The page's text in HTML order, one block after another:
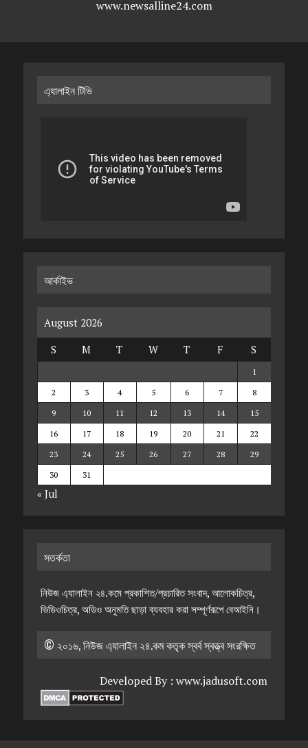
www.newsalline24.com
এ্যালাইন টিভি
আর্কাইভ
August 2026
S
M T W T F S
1
2
3 4 5 6 7
8
9
10 11 12 13 14
15
16
17 18 19 20 21
22
23
24 25 26 27 28
29
30
31
« Jul
সতর্কতা
নিউজ এ্যালাইন ২৪.কমে প্রকাশিত/প্রচারিত সংবাদ, আলোকচিত্র,
ভিডিওচিত্র, অডিও অনুমতি ছাড়া ব্যবহার করা সম্পূর্ণরূপে বেআইনি।
© ২০১৬, নিউজ এ্যালাইন ২৪.কম কতৃক স্বর্ব স্বত্ত্ব সংরক্ষিত
Developed By :www.jadusoft.com